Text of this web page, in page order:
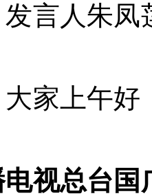
言人朱
大家上午好
视总台国